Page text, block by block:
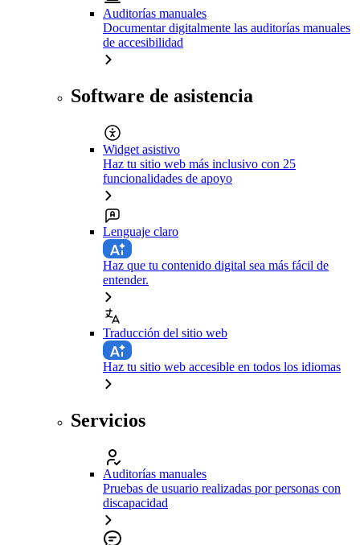
Auditorías manuales
Documentar digitalmente las auditorías manuales
de accesibilidad
Software de asistencia
Widget asistivo
Haz tu sitio web más inclusivo con 25
funcionalidades de apoyo
Lenguaje claro
Haz que tu contenido digital sea más fácil de
entender.
Traducción del sitio web
Haz tu sitio web accesible en todos los idiomas
Servicios
Auditorías manuales
Pruebas de usuario realizadas por personas con
discapacidad